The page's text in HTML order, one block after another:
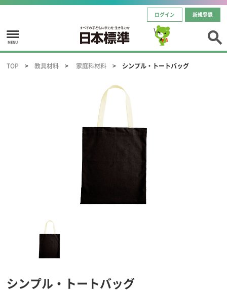
ログイン 新規登録
MENU
TOP 教具材料 家庭科材料 シンプル・トートバッグ
シンプル・トートバッグ